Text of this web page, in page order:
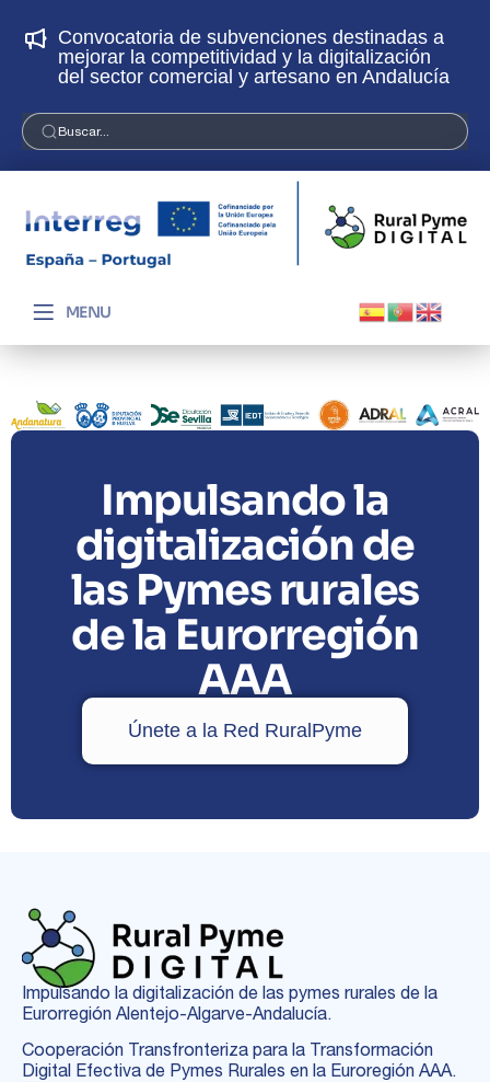
Convocatoria de subvenciones destinadas a
mejorar la competitividad y la digitalización
del sector comercial y artesano en Andalucía
Buscar...
MENU
Impulsando la
digitalización de
las Pymes rurales
de la Eurorregión
AAA
Únete a la Red RuralPyme
Impulsando la digitalización de las pymes rurales de la
Eurorregión Alentejo-Algarve-Andalucía.
Cooperación Transfronteriza para la Transformación
Digital Efectiva de Pymes Rurales en la Euroregión AAA.